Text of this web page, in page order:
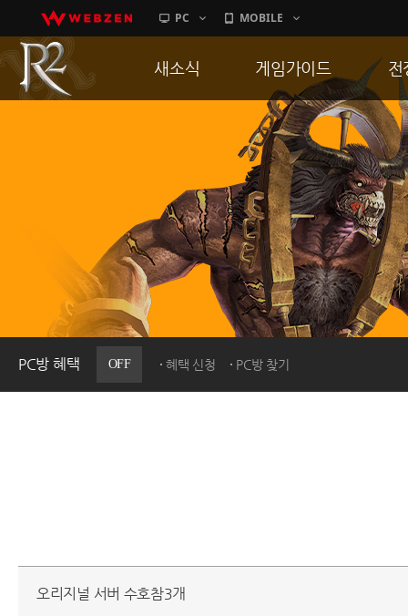
PC MOBILE
PC방 혜택 OFF 혜택 신청 PC방 찾기
새소식
이벤트
히스토리
PC방으로간다
게임가이드
게임 특징
서버가이드
신병훈련소
세부가이드
통합보급센터
전
통
공
오리지널 서버 수호참3개